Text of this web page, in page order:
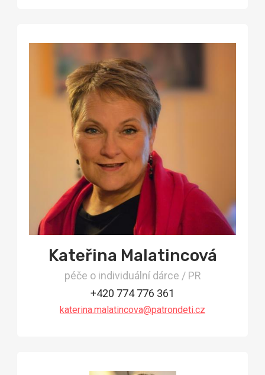
Kateřina Malatincová
péče o individuální dárce / PR
+420 774 776 361
katerina.malatincova@patrondeti.cz